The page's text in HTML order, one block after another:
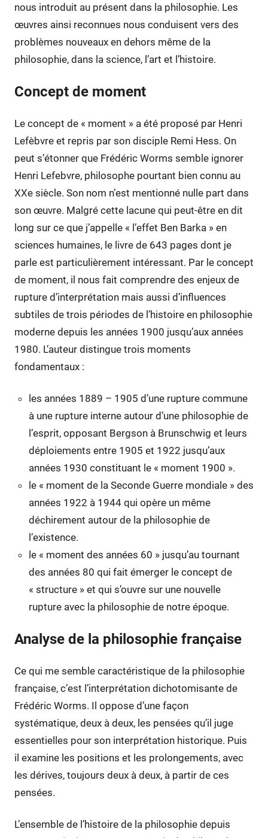
nous introduit au présent dans la philosophie. Les
œuvres ainsi reconnues nous conduisent vers des
problèmes nouveaux en dehors même de la
philosophie, dans la science, l’art et l’histoire.
Concept de moment
Le concept de « moment » a été proposé par Henri
Lefèbvre et repris par son disciple Remi Hess. On
peut s’étonner que Frédéric Worms semble ignorer
Henri Lefebvre, philosophe pourtant bien connu au
XXe siècle. Son nom n’est mentionné nulle part dans
son œuvre. Malgré cette lacune qui peut-être en dit
long sur ce que j’appelle « l’effet Ben Barka » en
sciences humaines, le livre de 643 pages dont je
parle est particulièrement intéressant. Par le concept
de moment, il nous fait comprendre des enjeux de
rupture d’interprétation mais aussi d’influences
subtiles de trois périodes de l’histoire en philosophie
moderne depuis les années 1900 jusqu’aux années
1980. L’auteur distingue trois moments
fondamentaux :
les années 1889 – 1905 d’une rupture commune
à une rupture interne autour d’une philosophie de
l’esprit, opposant Bergson à Brunschwig et leurs
déploiements entre 1905 et 1922 jusqu’aux
années 1930 constituant le « moment 1900 ».
le « moment de la Seconde Guerre mondiale » des
années 1922 à 1944 qui opère un même
déchirement autour de la philosophie de
l’existence.
le « moment des années 60 » jusqu’au tournant
des années 80 qui fait émerger le concept de
« structure » et qui s’ouvre sur une nouvelle
rupture avec la philosophie de notre époque.
Analyse de la philosophie française
Ce qui me semble caractéristique de la philosophie
française, c’est l’interprétation dichotomisante de
Frédéric Worms. Il oppose d’une façon
systématique, deux à deux, les pensées qu’il juge
essentielles pour son interprétation historique. Puis
il examine les positions et les prolongements, avec
les dérives, toujours deux à deux, à partir de ces
pensées.
L’ensemble de l’histoire de la philosophie depuis